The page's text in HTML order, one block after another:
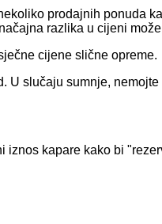
prodajnih ponuda
razlika u cijeni
cijene slične opreme.
slučaju sumnje,
kapare kako bi